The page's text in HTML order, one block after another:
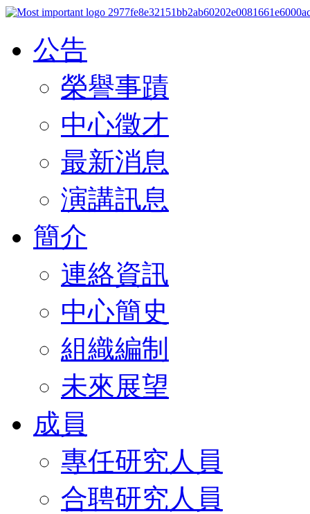
公告
榮譽事蹟
中心徵才
最新消息
演講訊息
簡介
連絡資訊
中心簡史
組織編制
未來展望
成員
專任研究人員
合聘研究人員